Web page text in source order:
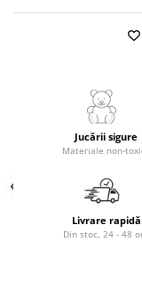
Jucării sigure
Materiale non-
Livrare rapidă
Din stoc, 24 - 48